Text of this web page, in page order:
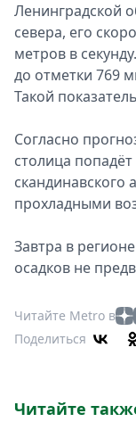
Ленинградской
севера, его
метров в
до отметки 769
Такой
Согласно
столица
скандинавского
прохладными
Завтра в
осадков не
Читайте Metro в
Поделиться
Читайте